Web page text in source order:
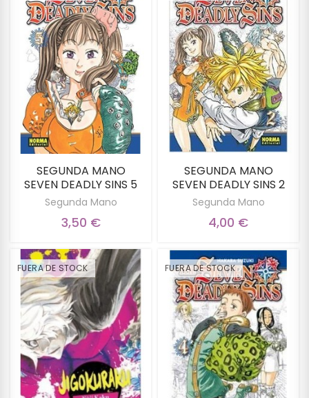
SEGUNDA MANO
SEVEN DEADLY SINS 5
Segunda Mano
3,50 €
SEGUNDA MANO
SEVEN DEADLY SINS 2
Segunda Mano
4,00 €
FUERA DE STOCK FUERA DE STOCK